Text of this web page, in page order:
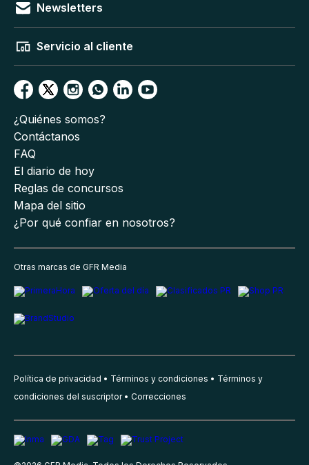
Newsletters
Servicio al cliente
¿Quiénes somos?
Contáctanos
FAQ
El diario de hoy
Reglas de concursos
Mapa del sitio
¿Por qué confiar en nosotros?
Otras marcas de GFR Media
Política de privacidad Términos y condiciones
Términos y
condiciones del suscriptor
Correcciones